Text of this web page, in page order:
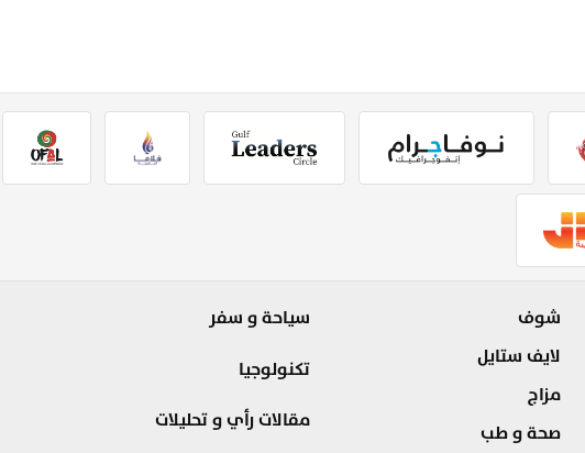
شوف
لايف ستايل
مزاج
صحة و طب
سياحة و سفر
تكنولوجيا
مقالات رأي و تحليلات